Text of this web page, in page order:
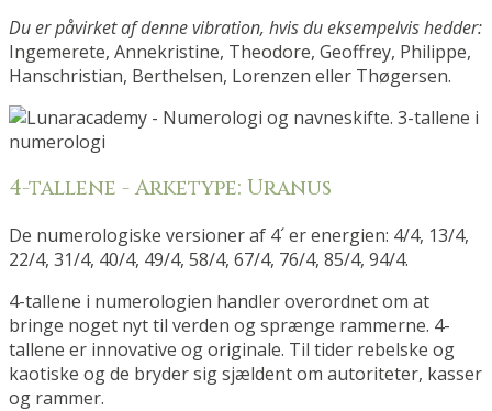
Du er påvirket af denne vibration, hvis du eksempelvis hedder:
Ingemerete, Annekristine, Theodore, Geoffrey, Philippe,
Hanschristian, Berthelsen, Lorenzen eller Thøgersen.
4-tallene - Arketype: Uranus
De numerologiske versioner af 4´ er energien: 4/4, 13/4,
22/4, 31/4, 40/4, 49/4, 58/4, 67/4, 76/4, 85/4, 94/4.
4-tallene i numerologien handler overordnet om at
bringe noget nyt til verden og sprænge rammerne. 4-
tallene er innovative og originale. Til tider rebelske og
kaotiske og de bryder sig sjældent om autoriteter, kasser
og rammer.